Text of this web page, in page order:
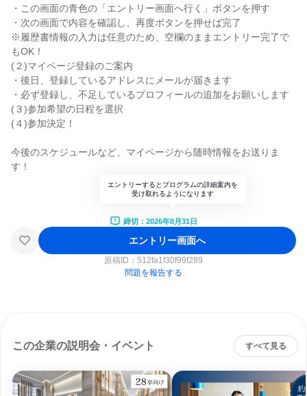
・この画面の青色の「エントリー画面へ行く」ボタンを押す
・次の画面で内容を確認し、再度ボタンを押せば完了
※履歴書情報の入力は任意のため、空欄のままエントリー完了で
もOK！
(２)マイページ登録のご案内
・後日、登録しているアドレスにメールが届きます
・必ず登録し、不足しているプロフィールの追加をお願いします
(３)参加希望の日程を選択
(４)参加決定！
今後のスケジュールなど、マイページから随時情報をお送りま
す！
エントリーするとプログラムの詳細案内を
受け取れるようになります
締切：2026年8月31日
エントリー画面へ
原稿ID： 512fa1f30f99f289
問題を報告する
この企業の説明会・イベント すべて見る